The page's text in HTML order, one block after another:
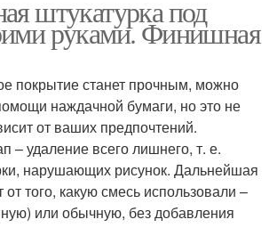
штукатурка под
руками. Финишная
покрытие станет прочным, можно
наждачной бумаги, но это не
от ваших предпочтений.
– удаление всего лишнего, т. е.
нарушающих рисунок. Дальнейшая
от того, какую смесь использовали –
или обычную, без добавления